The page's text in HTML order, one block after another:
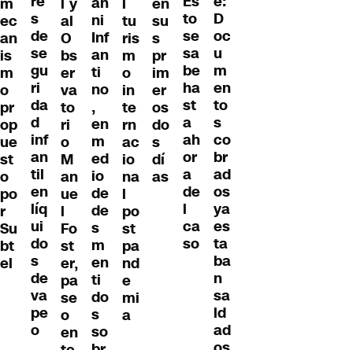
ec
an
is
m
o
pr
op
ue
st
o
po
r
Su
bt
el
s
de
se
gu
ri
da
d
inf
an
til
en
líq
ui
do
s
de
va
pe
o
al
O
bs
er
va
to
ri
o
M
an
ue
l
Fo
st
er,
pa
se
o
en
ni
Inf
an
ti
no
,
en
m
ed
io
de
de
s
m
en
ti
do
s
so
tu
ris
m
o
in
te
rn
ac
io
na
l
po
st
pa
nd
e
mi
a
su
s
pr
im
er
os
do
s
dí
as
to
se
sa
be
ha
st
a
ah
or
a
de
l
ca
so
D
oc
u
m
en
to
s
co
br
ad
os
ya
es
ta
ba
n
sa
ld
ad